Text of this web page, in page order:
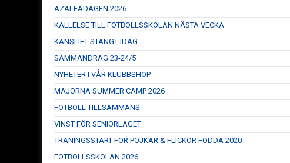
AZALEADAGEN 2026
KALLELSE TILL FOTBOLLSSKOLAN NÄSTA VECKA
KANSLIET STÄNGT IDAG
SAMMANDRAG 23-24/5
NYHETER I VÅR KLUBBSHOP
MAJORNA SUMMER CAMP 2026
FOTBOLL TILLSAMMANS
VINST FÖR SENIORLAGET
TRÄNINGSSTART FÖR POJKAR & FLICKOR FÖDDA 2020
FOTBOLLSSKOLAN 2026